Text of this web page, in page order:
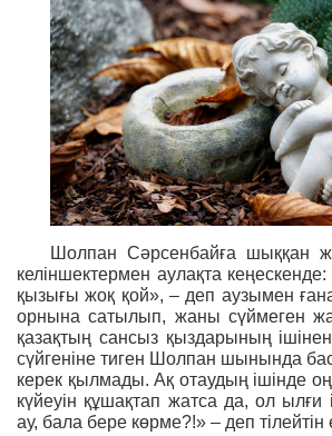
Шолпан Сәрсенбайға шыққан
келіншектермен аулақта
қызығы жоқ қой», – деп аузымен
орнына сатылып, жаны сүймеген
қазақтың сансыз қыздарының ішінен
сүйгеніне тиген Шолпан шынында
керек қылмады. Ақ отаудың ішінде
күйеуін құшақтап жатса да, ол ылғи
ау, бала бере көрме?!» – деп тілейтін